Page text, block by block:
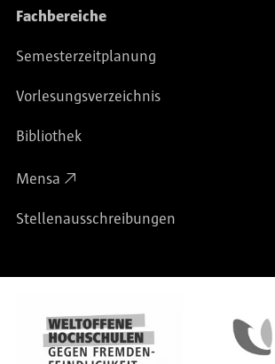
Fachbereiche
Semesterzeitplanung
Vorlesungsverzeichnis
Bibliothek
Mensa
Stellenausschreibungen